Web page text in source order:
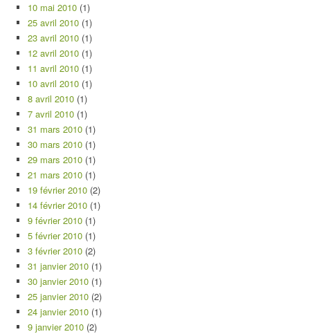
10 mai 2010 (1)
25 avril 2010 (1)
23 avril 2010 (1)
12 avril 2010 (1)
11 avril 2010 (1)
10 avril 2010 (1)
8 avril 2010 (1)
7 avril 2010 (1)
31 mars 2010 (1)
30 mars 2010 (1)
29 mars 2010 (1)
21 mars 2010 (1)
19 février 2010 (2)
14 février 2010 (1)
9 février 2010 (1)
5 février 2010 (1)
3 février 2010 (2)
31 janvier 2010 (1)
30 janvier 2010 (1)
25 janvier 2010 (2)
24 janvier 2010 (1)
9 janvier 2010 (2)